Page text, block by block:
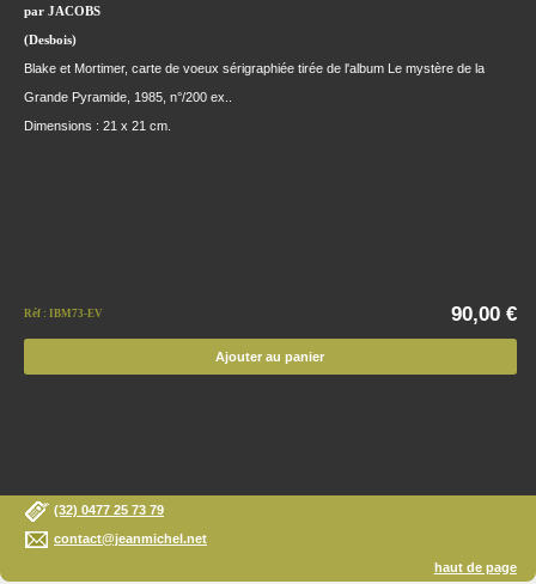
par JACOBS
(Desbois)
Blake et Mortimer, carte de voeux sérigraphiée tirée de l'album Le mystère de la
Grande Pyramide, 1985, n°/200 ex..
Dimensions : 21 x 21 cm.
Réf : IBM73-EV 90,00 €
Ajouter au panier
(32) 0477 25 73 79
contact@jeanmichel.net
haut de page